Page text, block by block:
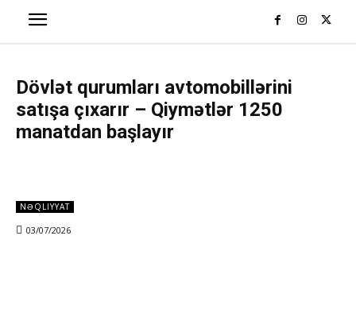
Dövlət qurumları avtomobillərini
satışa çıxarır – Qiymətlər 1250
manatdan başlayır
NƏQLIYYAT
03/07/2026